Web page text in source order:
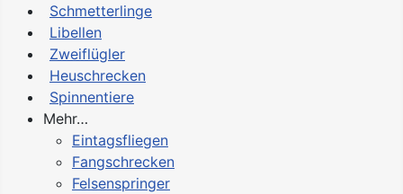
Schmetterlinge
Libellen
Zweiflügler
Heuschrecken
Spinnentiere
Mehr…
Eintagsfliegen
Fangschrecken
Felsenspringer